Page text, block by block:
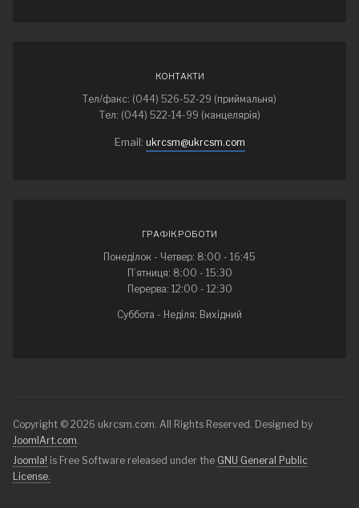
КОНТАКТИ
Тел/факс: (044) 526-52-29 (приймальня)
Тел: (044) 522-14-99 (канцелярія)
Email: ukrcsm@ukrcsm.com
ГРАФІК РОБОТИ
Понеділок - Четвер: 8:00 - 16:45
П’ятниця: 8:00 - 15:30
Перерва: 12:00 - 12:30
Суббота - Неділя: Вихідний
Copyright © 2026 ukrcsm.com. All Rights Reserved. Designed by
JoomlArt.com.
Joomla! is Free Software released under the GNU General Public
License.